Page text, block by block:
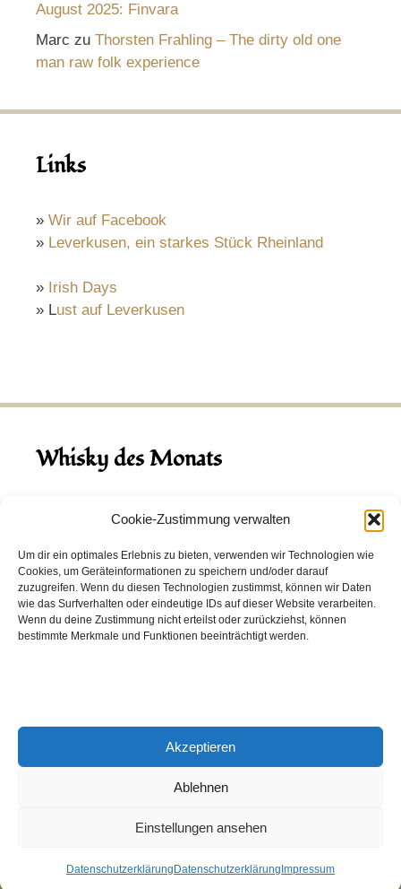
Cookie-Zustimmung verwalten
Um dir ein optimales Erlebnis zu bieten, verwenden wir Technologien wie
Cookies, um Geräteinformationen zu speichern und/oder darauf
zuzugreifen. Wenn du diesen Technologien zustimmst, können wir Daten
wie das Surfverhalten oder eindeutige IDs auf dieser Website verarbeiten.
Wenn du deine Zustimmung nicht erteilst oder zurückziehst, können
bestimmte Merkmale und Funktionen beeinträchtigt werden.
Akzeptieren
Ablehnen
Einstellungen ansehen
Datenschutzerklärung Datenschutzerklärung Impressum
August 2025: Finvara
Marc zu Thorsten Frahling – The dirty old one
man raw folk experience
Links
» Wir auf Facebook
» Leverkusen, ein starkes Stück Rheinland
» Irish Days
» Lust auf Leverkusen
Whisky des Monats
August 2026
Hinch Double Wood
Destillerie:Hinch(Irland)
Single Malt, 43.0%
Peated: Nein
Entdecke viele weitere Whiskysin unserem
in den Whiskys des Monats.
© 2026 Notenschlüssel Leverkusen |Impressum|Datenschutz